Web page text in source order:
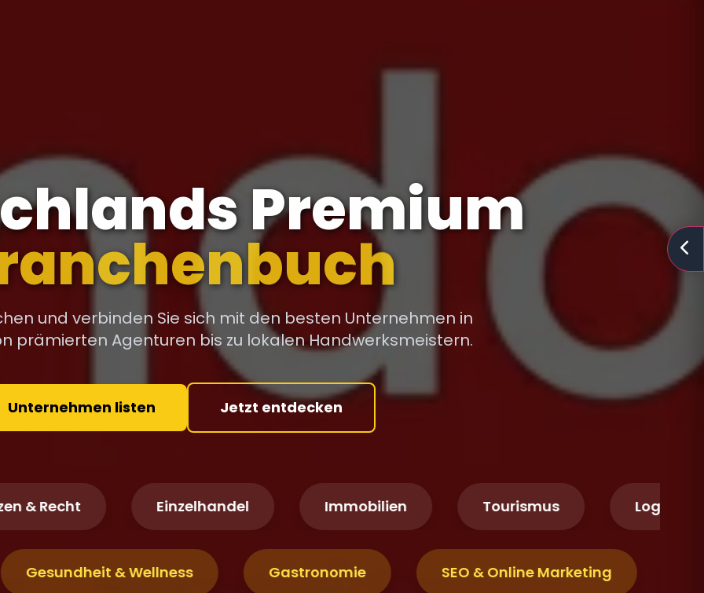
Premium
und verbinden Sie sich mit den besten Unternehmen in
prämierten Agenturen bis zu lokalen Handwerksmeistern.
Unternehmen listen Jetzt entdecken
Einzelhandel Immobilien Tourismus Logistik &
Gesundheit & Wellness Gastronomie SEO & Online Marketing